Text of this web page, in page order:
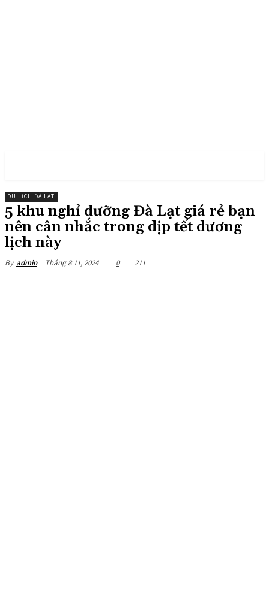
DU LỊCH ĐÀ LẠT
5 khu nghỉ dưỡng Đà Lạt giá rẻ bạn
nên cân nhắc trong dịp tết dương
lịch này
By admin Tháng 8 11, 2024 0 211